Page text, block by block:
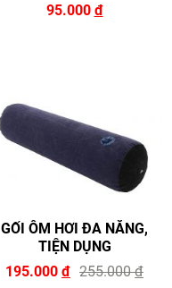
95.000 đ
GỐI ÔM HƠI ĐA NĂNG,
TIỆN DỤNG
195.000 đ 255.000đ